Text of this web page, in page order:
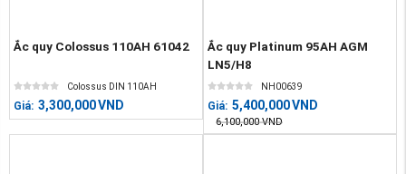
Ắc quy Colossus 110AH 61042
Colossus DIN 110AH
Giá: 3,300,000VND
Ắc quy Platinum 95AH AGM
LN5/H8
NH00639
Giá: 5,400,000VND
6,100,000 VND